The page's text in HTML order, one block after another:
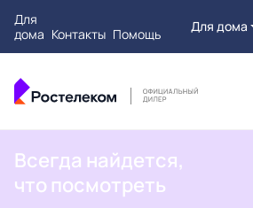
Для
дома Контакты Помощь Для дома
Всегда найдется,
что посмотреть